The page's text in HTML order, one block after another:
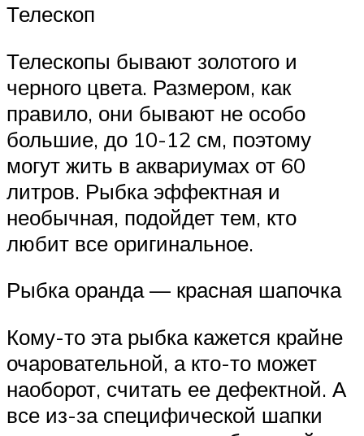
Телескоп
Телескопы бывают золотого и
черного цвета. Размером, как
правило, они бывают не особо
большие, до 10-12 см, поэтому
могут жить в аквариумах от 60
литров. Рыбка эффектная и
необычная, подойдет тем, кто
любит все оригинальное.
Рыбка оранда — красная шапочка
Кому-то эта рыбка кажется крайне
очаровательной, а кто-то может
наоборот, считать ее дефектной. А
все из-за специфической шапки